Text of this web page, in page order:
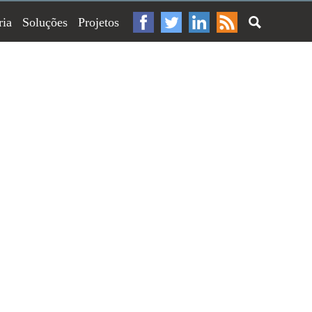
Soluções Projetos